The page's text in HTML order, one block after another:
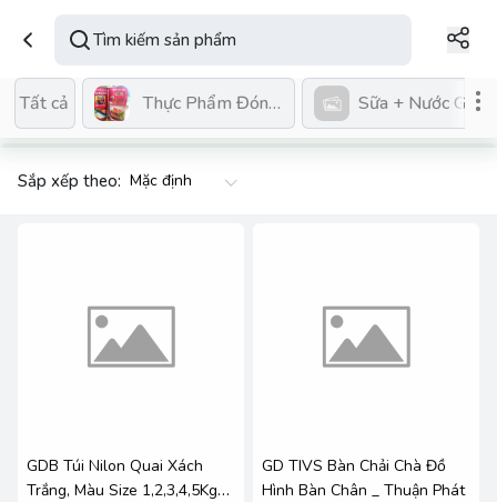
Tất cả Thực Phẩm Đóng Hộp Sữa + Nước GK
Sắp xếp theo:
GDB Túi Nilon Quai Xách
Trắng, Màu Size 1,2,3,4,5Kg
GD TIVS Bàn Chải Chà Đồ
Hình Bàn Chân _ Thuận Phát